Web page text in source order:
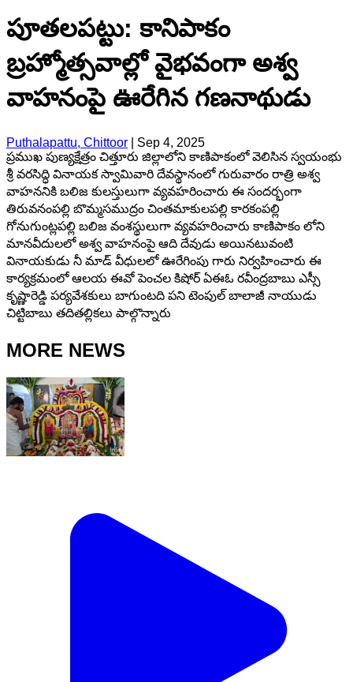
పూతలపట్టు: కానిపాకం
బ్రహ్మోత్సవాల్లో వైభవంగా అశ్వ
వాహనంపై ఊరేగిన గణనాథుడు
Puthalapattu, Chittoor
Sep 4, 2025
ప్రముఖ పుణ్యక్షేత్రం చిత్తూరు జిల్లాలోని కాణిపాకంలో వెలిసిన స్వయంభు
శ్రీ వరసిద్ధి వినాయక స్వామివారి దేవస్థానంలో గురువారం రాత్రి అశ్వ
వాహననికి బలిజ కులస్తులుగా వ్యవహరించారు ఈ సందర్భంగా
తిరువనంపల్లి బొమ్మసముద్రం చింతమాకులపల్లి కారకంపల్లి
గోనుగుంట్లపల్లి బలిజ వంశస్థులుగా వ్యవహరించారు కాణిపాకం లోని
మానవీదులలో అశ్వ వాహనంపై ఆది దేవుడు అయినటువంటి
వినాయకుడు నీ మాడ్ వీధులలో ఊరేగింపు గారు నిర్వహించారు ఈ
కార్యక్రమంలో ఆలయ ఈవో పెంచల కిషోర్ ఏఈఓ రవీంద్రబాబు ఎస్సీ
కృష్ణారెడ్డి పర్యవేశకులు బాగుంటది పని టెంపుల్ బాలాజీ నాయుడు
చిట్టిబాబు తదితల్లికలు పాల్గొన్నారు
MORE NEWS